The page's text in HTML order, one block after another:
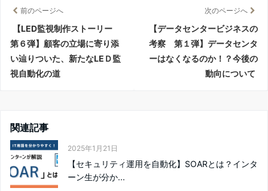
前のページへ
【LED監視制作ストーリー
第６弾】顧客の立場に寄り添
い辿りついた、新たなLEＤ監
視自動化の道
次のページへ
【データセンタービジネスの
考察 第１弾】データセンタ
ーはなくなるのか！？今後の
動向について
関連記事
2025年1月21日
【セキュリティ運用を自動化】SOARとは？インタ
ーン生が分か...